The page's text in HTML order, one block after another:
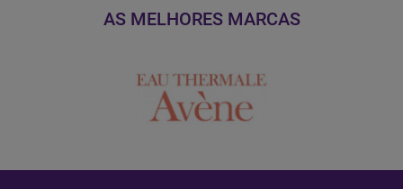
AS MELHORES MARCAS